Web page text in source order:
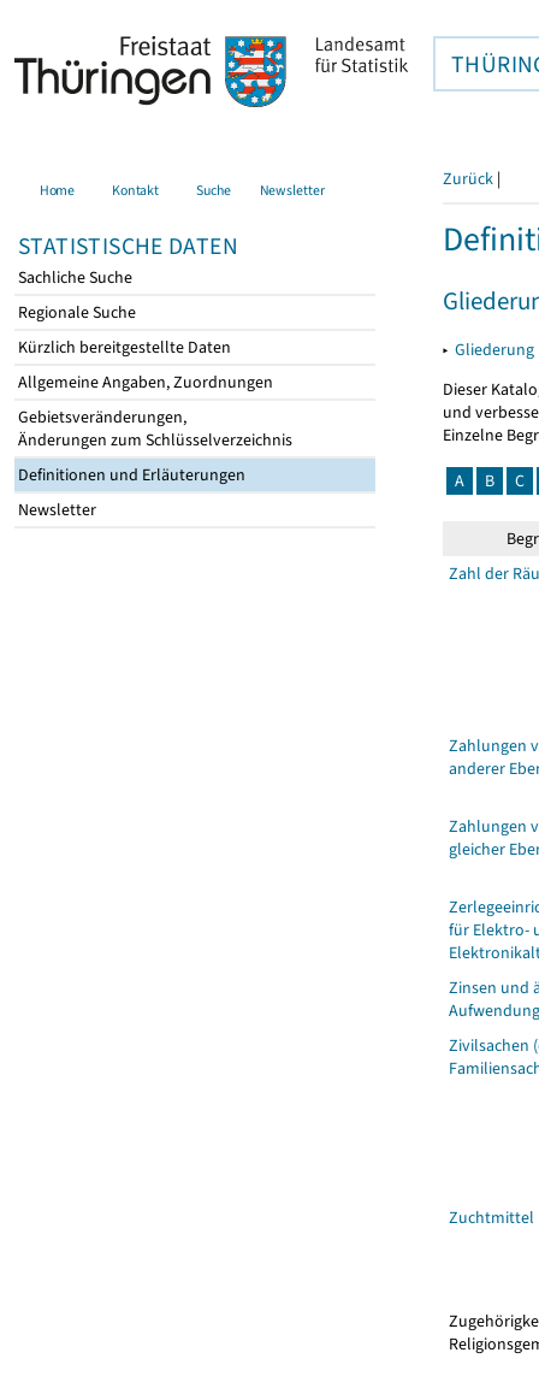
Home Kontakt Suche Newsletter
STATISTISCHE DATEN
Sachliche Suche
Regionale Suche
Kürzlich bereitgestellte Daten
Allgemeine Angaben, Zuordnungen
Gebietsveränderungen,
Änderungen zum Schlüsselverzeichnis
Definitionen und Erläuterungen
Newsletter
Zurück |
▸ Gliederung
Dieser
und
Einzelne
A
B C
Zahl der
Zahlungen
anderer
Zahlungen
gleicher
für Elektro-
Zinsen und
Zivilsachen
Zuchtmittel